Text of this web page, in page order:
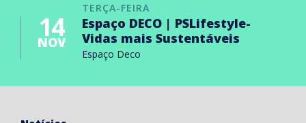
TERÇA-FEIRA
14
NOV
Espaço DECO | PSLifestyle-
Vidas mais Sustentáveis
Espaço Deco